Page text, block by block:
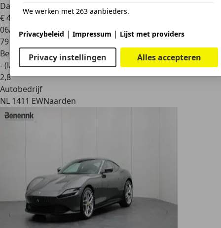
Daytona Sea
€ 419.500
06/2026
79 km
Benzine
- (l/100 km)
2,8
Autobedrijf
NL 1411 EWNaarden
We werken met 263 aanbieders.
Privacybeleid | Impressum | Lijst met providers
Privacy instellingen Alles accepteren